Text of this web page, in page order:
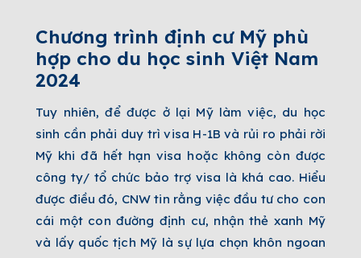
Chương trình định cư Mỹ phù
hợp cho du học sinh Việt Nam
2024
Tuy nhiên, để được ở lại Mỹ làm việc, du học
sinh cần phải duy trì visa H-1B và rủi ro phải rời
Mỹ khi đã hết hạn visa hoặc không còn được
công ty/ tổ chức bảo trợ visa là khá cao. Hiểu
được điều đó, CNW tin rằng việc đầu tư cho con
cái một con đường định cư, nhận thẻ xanh Mỹ
và lấy quốc tịch Mỹ là sự lựa chọn khôn ngoan